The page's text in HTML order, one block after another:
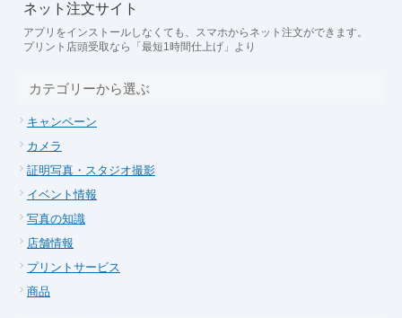
ネット注文サイト
アプリをインストールしなくても、スマホからネット注文ができます。
プリント店頭受取なら「最短1時間仕上げ」より
カテゴリーから選ぶ
キャンペーン
カメラ
証明写真・スタジオ撮影
イベント情報
写真の知識
店舗情報
プリントサービス
商品